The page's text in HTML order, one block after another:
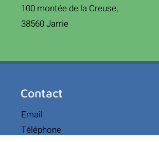
100 montée de la Creuse,
38560 Jarrie
Contact
Email
Téléphone